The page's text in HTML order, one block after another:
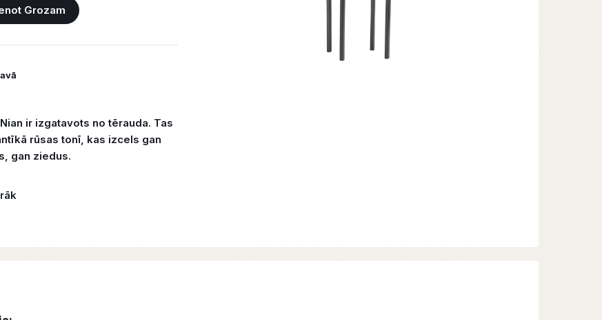
Grozam
ir izgatavots no tērauda. Tas
rūsas tonī, kas izcels gan
gan ziedus.